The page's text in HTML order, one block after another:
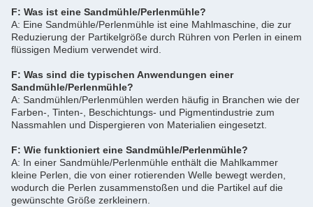
F: Was ist eine Sandmühle/Perlenmühle?
A: Eine Sandmühle/Perlenmühle ist eine Mahlmaschine, die zur
Reduzierung der Partikelgröße durch Rühren von Perlen in einem
flüssigen Medium verwendet wird.
F: Was sind die typischen Anwendungen einer
Sandmühle/Perlenmühle?
A: Sandmühlen/Perlenmühlen werden häufig in Branchen wie der
Farben-, Tinten-, Beschichtungs- und Pigmentindustrie zum
Nassmahlen und Dispergieren von Materialien eingesetzt.
F: Wie funktioniert eine Sandmühle/Perlenmühle?
A: In einer Sandmühle/Perlenmühle enthält die Mahlkammer
kleine Perlen, die von einer rotierenden Welle bewegt werden,
wodurch die Perlen zusammenstoßen und die Partikel auf die
gewünschte Größe zerkleinern.